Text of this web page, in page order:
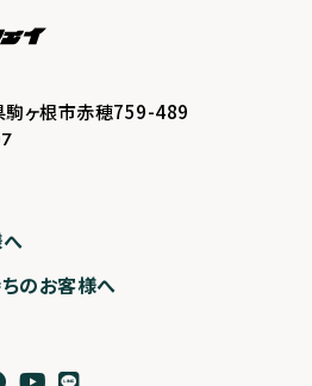
ヶ根市赤穂759-489
のお客様へ